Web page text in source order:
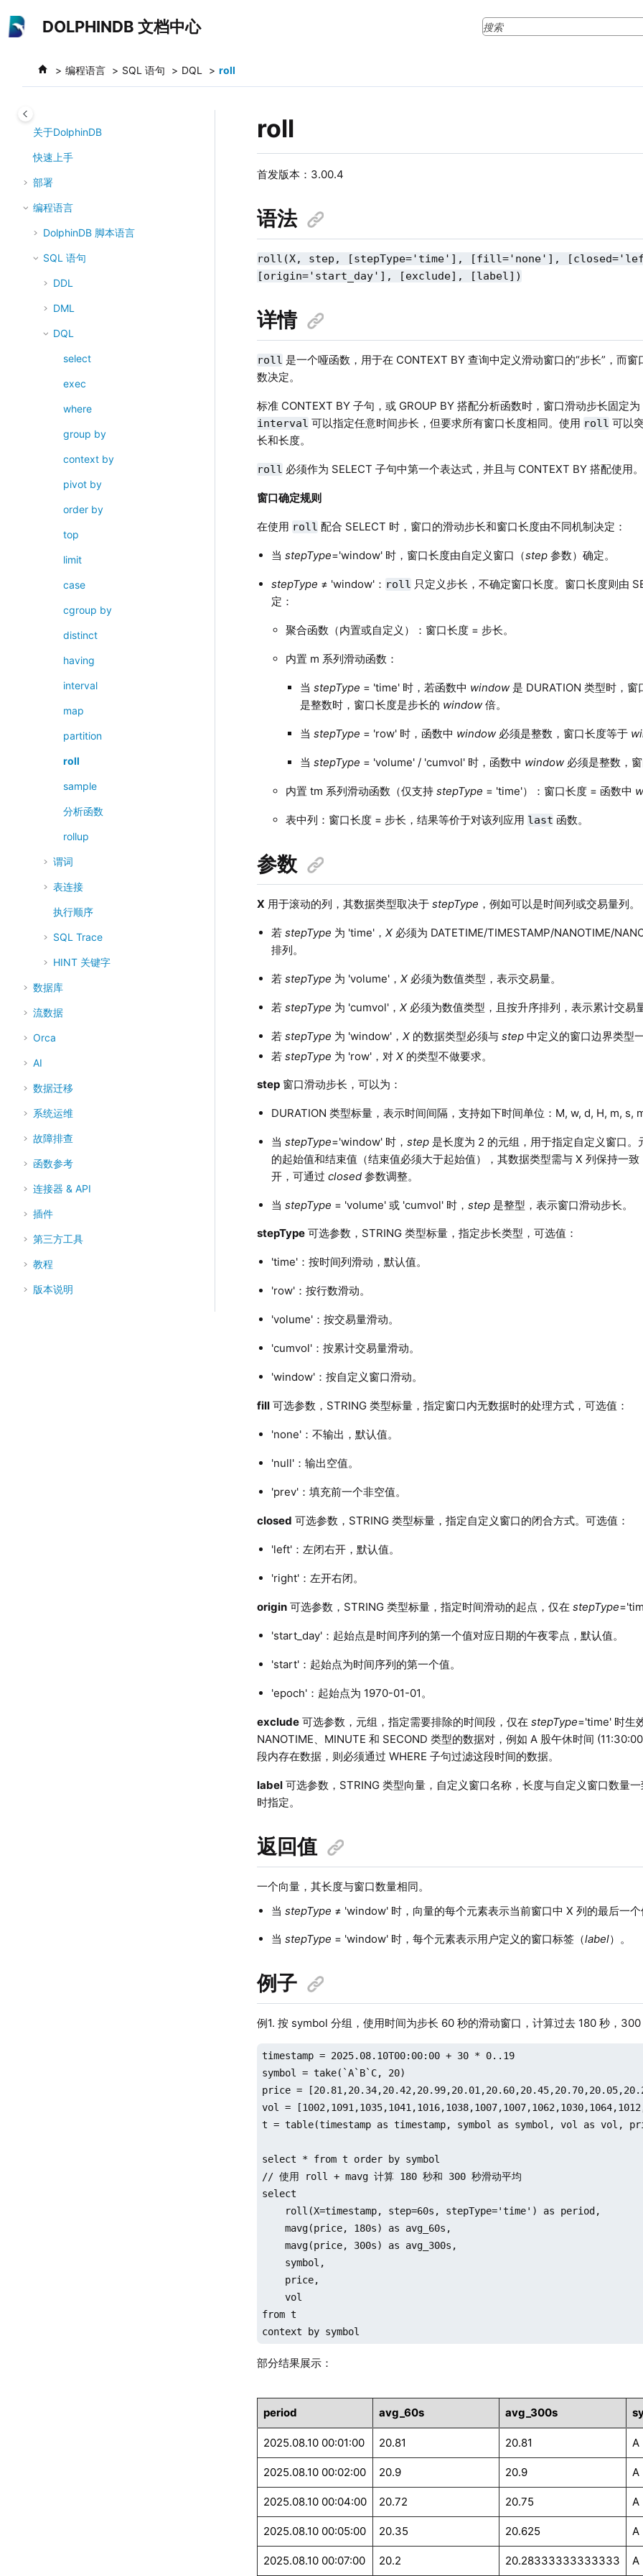
DOLPHINDB 文档中心
编程语言 SQL 语句 DQL roll
关于DolphinDB
快速上手
部署
编程语言
DolphinDB 脚本语言
SQL 语句
DDL
DML
DQL
select
exec
where
group by
context by
pivot by
order by
top
limit
case
cgroup by
distinct
having
interval
map
partition
roll
sample
分析函数
rollup
谓词
表连接
执行顺序
SQL Trace
HINT 关键字
数据库
流数据
Orca
AI
数据迁移
系统运维
故障排查
函数参考
连接器 & API
插件
第三方工具
教程
版本说明
roll
首发版本： 3.00.4
语法
roll(X, step, [stepType='time'], [fill='none'],
[origin='start_day'], [exclude], [label])
详情
roll 是一个哑函数，用于在 CONTEXT BY 查询中定义滑动窗口的“步长”，而
数决定。
标准 CONTEXT BY 子句，或 GROUP BY 搭配分析函数时，窗口滑动步长固定
interval 可以指定任意时间步长，但要求所有窗口长度相同。使用 roll 可以
长和长度。
roll 必须作为 SELECT 子句中第一个表达式，并且与 CONTEXT BY 搭配使用。
窗口确定规则
在使用 roll 配合 SELECT 时，窗口的滑动步长和窗口长度由不同机制决定：
当stepType='window' 时，窗口长度由自定义窗口（step 参数）确定。
stepType ≠ 'window'： roll 只定义步长，不确定窗口长度。窗口长度则由
定：
聚合函数（内置或自定义）：窗口长度 = 步长。
内置 m 系列滑动函数：
当stepType = 'time' 时，若函数中 window 是 DURATION 类型时，窗
是整数时，窗口长度是步长的 window 倍。
当stepType = 'row' 时，函数中 window 必须是整数，窗口长度等于
当stepType = 'volume' / 'cumvol' 时，函数中 window 必须是整数，
内置 tm 系列滑动函数（仅支持stepType = 'time'）：窗口长度 = 函数中
表中列：窗口长度 = 步长，结果等价于对该列应用 last 函数。
参数
X 用于滚动的列，其数据类型取决于stepType ，例如可以是时间列或交易量列。
若stepType 为 'time'，X 必须为 DATETIME/TIMESTAMP/NANOTIME/
排列。
若stepType 为 'volume'，X 必须为数值类型，表示交易量。
若stepType 为 'cumvol'，X 必须为数值类型，且按升序排列，表示累计交易量
若stepType 为 'window'，X 的数据类型必须与step 中定义的窗口边界类型一
若stepType 为 'row'，对X 的类型不做要求。
step 窗口滑动步长，可以为：
DURATION 类型标量，表示时间间隔，支持如下时间单位：M, w, d, H, m, s,
当stepType='window' 时，step 是长度为 2 的元组，用于指定自定义窗口
的起始值和结束值（结束值必须大于起始值），其数据类型需与 X 列保持一
开，可通过 closed 参数调整。
当stepType = 'volume' 或 'cumvol' 时，step 是整型，表示窗口滑动步长。
stepType 可选参数，STRING 类型标量，指定步长类型，可选值：
'time'：按时间列滑动，默认值。
'row'：按行数滑动。
'volume'：按交易量滑动。
'cumvol'：按累计交易量滑动。
'window'：按自定义窗口滑动。
fill 可选参数，STRING 类型标量，指定窗口内无数据时的处理方式，可选值：
'none'：不输出，默认值。
'null'：输出空值。
'prev'：填充前一个非空值。
closed 可选参数，STRING 类型标量，指定自定义窗口的闭合方式。可选值：
'left'：左闭右开，默认值。
'right'：左开右闭。
origin 可选参数，STRING 类型标量，指定时间滑动的起点，仅在stepType
'start_day'：起始点是时间序列的第一个值对应日期的午夜零点，默认值。
'start'：起始点为时间序列的第一个值。
'epoch'：起始点为 1970-01-01。
exclude 可选参数，元组，指定需要排除的时间段，仅在stepType='time' 时生
NANOTIME、MINUTE 和 SECOND 类型的数据对，例如 A 股午休时间
段内存在数据，则必须通过 WHERE 子句过滤这段时间的数据。
label 可选参数，STRING 类型向量，自定义窗口名称，长度与自定义窗口数量
时指定。
返回值
一个向量，其长度与窗口数量相同。
当stepType ≠ 'window' 时，向量的每个元素表示当前窗口中 X 列的最后一个
当stepType = 'window' 时，每个元素表示用户定义的窗口标签（label）。
例子
例1. 按 symbol 分组，使用时间为步长 60 秒的滑动窗口，计算过去 180 秒，300
timestamp = 2025.08.10T00:00:00 + 30 * 0..19
symbol = take(`A`B`C, 20)
price =
vol =
t = table(timestamp as timestamp, symbol as symbol, vol as vol,
select * from t order by symbol
// 使用 roll + mavg 计算 180 秒和 300 秒滑动平均
select
    roll(X=timestamp, step=60s, stepType='time') as period,
    mavg(price, 180s) as avg_60s,
    mavg(price, 300s) as avg_300s,
    symbol,
    price,
    vol
from t
context by symbol
部分结果展示：
period avg_60s avg_300s
2025.08.10 00:01:00 20.81 20.81 A
2025.08.10 00:02:00 20.9 20.9 A
2025.08.10 00:04:00 20.72 20.75 A
2025.08.10 00:05:00 20.35 20.625 A
2025.08.10 00:07:00 20.2 20.28333333333333 A